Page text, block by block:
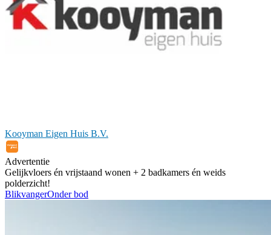
Kooyman Eigen Huis B.V.
Advertentie
Gelijkvloers én vrijstaand wonen + 2 badkamers én weids
polderzicht!
BlikvangerOnder bod